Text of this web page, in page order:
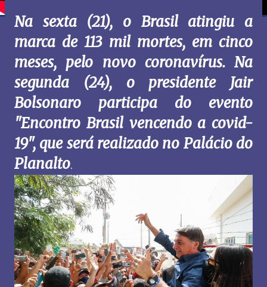
Na sexta (21), o Brasil atingiu a
marca de 113 mil mortes, em cinco
meses, pelo novo coronavírus. Na
segunda (24), o presidente Jair
Bolsonaro participa do evento
"Encontro Brasil vencendo a covid-
19", que será realizado no Palácio do
Planalto.